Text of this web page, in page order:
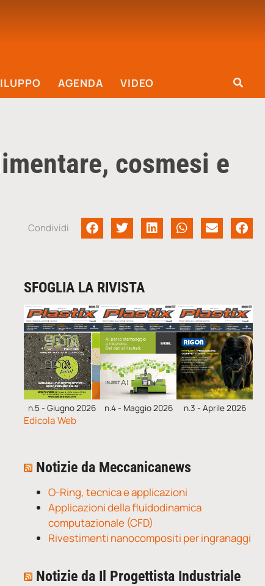
AGENDA VIDEO
cosmesi e
Condividi
SFOGLIA LA RIVISTA
n.5 - Giugno 2026 n.4 - Maggio 2026 n.3 - Aprile 2026
Edicola Web
Notizie da Meccanicanews
O-Ring, tecnica e applicazioni
Applicazioni della fluidodinamica
computazionale (CFD)
Rivestimenti nanocompositi per ingranaggi
Notizie da Il Progettista Industriale